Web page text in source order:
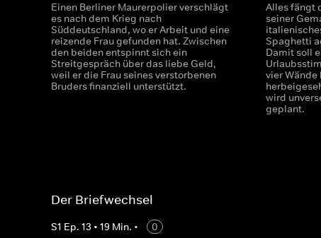
Einen Berliner Maurerpolier verschlägt
es nach dem Krieg nach
Süddeutschland, wo er Arbeit und eine
reizende Frau gefunden hat. Zwischen
den beiden entspinnt sich ein
Streitgespräch über das liebe Geld,
weil er die Frau seines verstorbenen
Bruders finanziell unterstützt.
Alles fängt
seiner
Spaghetti
Damit soll
vier Wände
wird
geplant.
Der Briefwechsel
S1 Ep. 13 • 19 Min. •
0